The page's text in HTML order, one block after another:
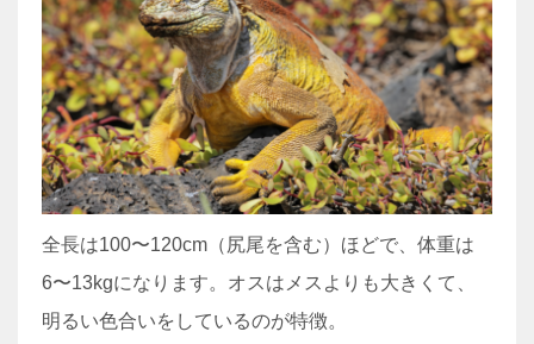
全長は100〜120cm（尻尾を含む）ほどで、体重は
6〜13kgになります。オスはメスよりも大きくて、
明るい色合いをしているのが特徴。